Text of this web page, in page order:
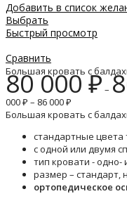
Добавить в список
Выбрать
Быстрый просмотр
Сравнить
Большая кровать с
80 000₽–
000 ₽ – 86 000 ₽
Большая кровать с
стандартные
с одной или двумя
тип кровати - одно-
размер – стандарт,
ортопедическое